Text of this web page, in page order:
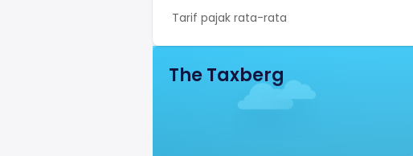
Tarif pajak rata-rata
The Taxberg